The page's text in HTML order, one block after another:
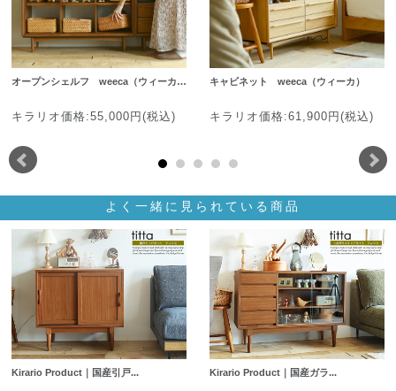
オープンシェルフ weeca（ウィーカ…
キラリオ価格:55,000円(税込)
キャビネット weeca（ウィーカ）
キラリオ価格:61,900円(税込)
よく一緒に見られている商品
Kirario Product｜国産引戸... Kirario Product｜国産ガラ...